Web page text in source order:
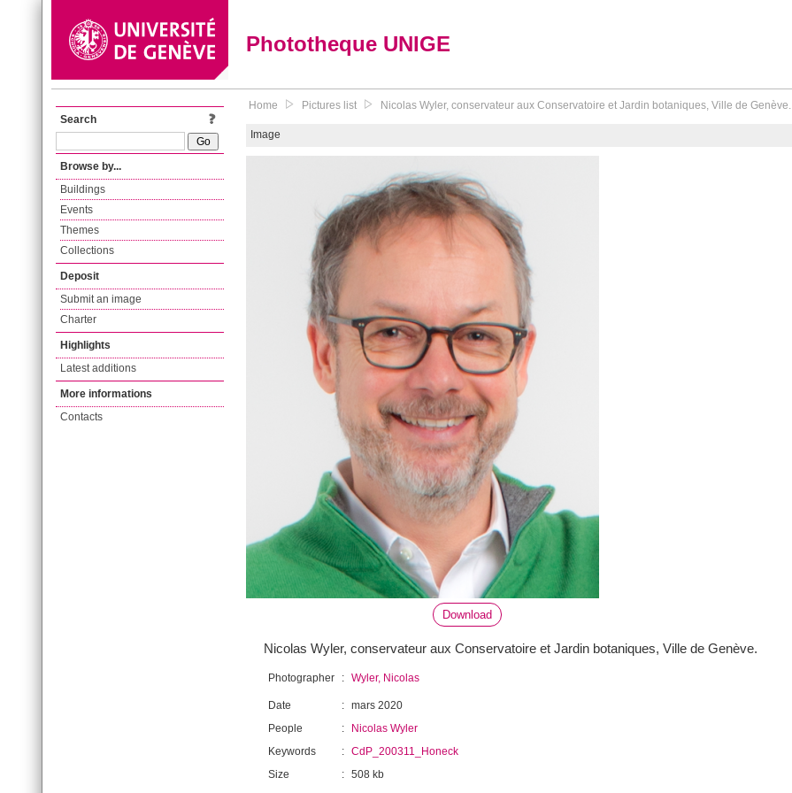
Phototheque UNIGE
Search
Browse by...
Buildings
Events
Themes
Collections
Deposit
Submit an image
Charter
Highlights
Latest additions
More informations
Contacts
Home Pictures list Nicolas Wyler, conservateur aux Conservatoire et Jardin botaniques, Ville de Genève.
Image
Download
Nicolas Wyler, conservateur aux Conservatoire et Jardin botaniques, Ville de Genève.
Photographer : Wyler, Nicolas
Date : mars 2020
People
:
Nicolas Wyler
Keywords
: CdP_200311_Honeck
Size
: 508 kb